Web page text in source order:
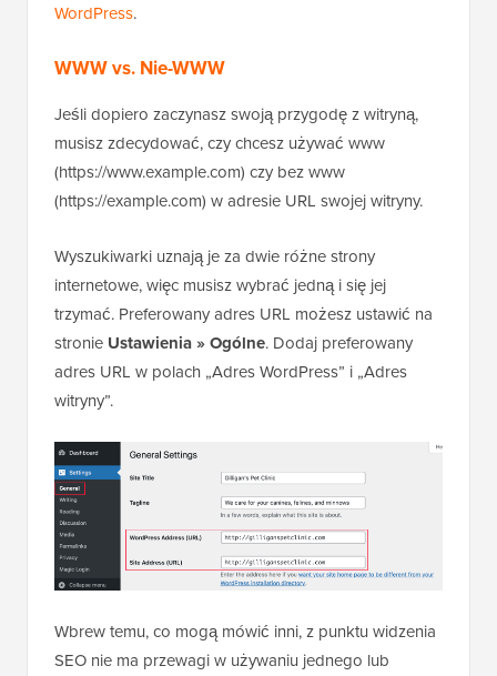
WordPress.
WWW vs. Nie-WWW
Jeśli dopiero zaczynasz swoją przygodę z witryną,
musisz zdecydować, czy chcesz używać www
(https://www.example.com) czy bez www
(https://example.com) w adresie URL swojej witryny.
Wyszukiwarki uznają je za dwie różne strony
internetowe, więc musisz wybrać jedną i się jej
trzymać. Preferowany adres URL możesz ustawić na
stronie Ustawienia » Ogólne. Dodaj preferowany
adres URL w polach „Adres WordPress” i „Adres
witryny”.
Wbrew temu, co mogą mówić inni, z punktu widzenia
SEO nie ma przewagi w używaniu jednego lub